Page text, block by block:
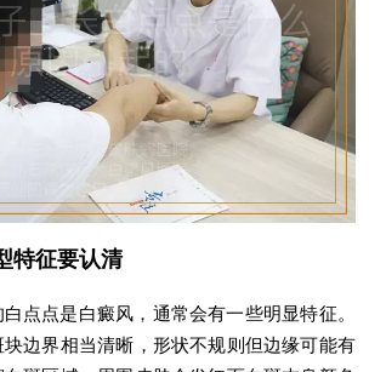
特征要认清
点点是白癜风，通常会有一些明显特征。
边界相当清晰，形状不规则但边缘可能有